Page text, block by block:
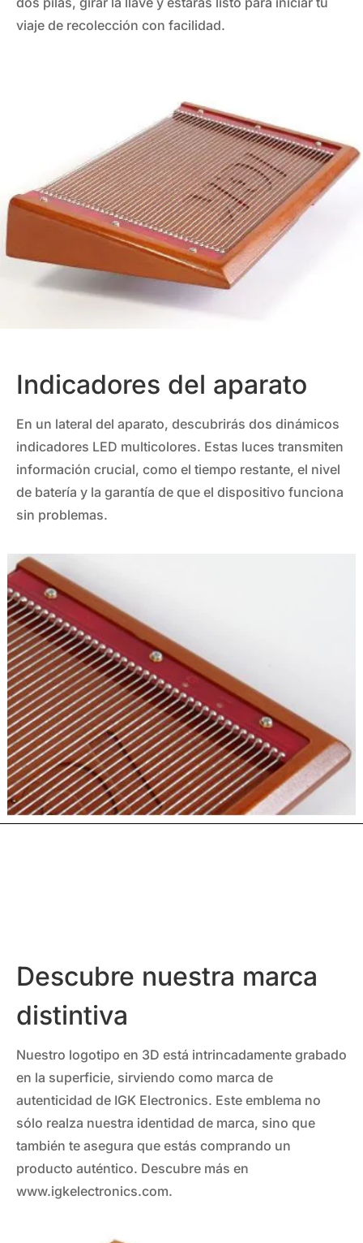
viaje de recolección con facilidad.
Indicadores del aparato
En un lateral del aparato, descubrirás dos dinámicos
indicadores LED multicolores. Estas luces transmiten
información crucial, como el tiempo restante, el nivel
de batería y la garantía de que el dispositivo funciona
sin problemas.
Descubre nuestra marca
distintiva
Nuestro logotipo en 3D está intrincadamente grabado
en la superficie, sirviendo como marca de
autenticidad de IGK Electronics. Este emblema no
sólo realza nuestra identidad de marca, sino que
también te asegura que estás comprando un
producto auténtico. Descubre más en
www.igkelectronics.com.